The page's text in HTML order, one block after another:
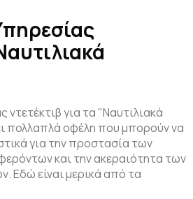
για τα "Ναυτιλιακά
πολλαπλά οφέλη που μπορούν να
για την προστασία των
και την ακεραιότητα των
Εδώ είναι μερικά από τα